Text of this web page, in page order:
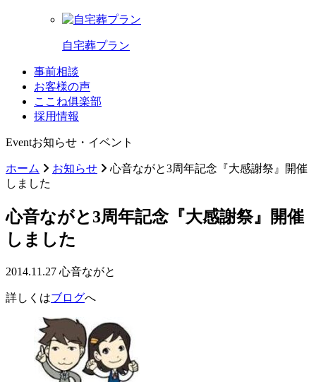
自宅葬プラン
事前相談
お客様の声
ここね俱楽部
採用情報
Eventお知らせ・イベント
ホーム お知らせ
心音ながと3周年記念『大感謝祭』開催
しました
心音ながと3周年記念『大感謝祭』開催
しました
2014.11.27 心音ながと
詳しくはブログへ